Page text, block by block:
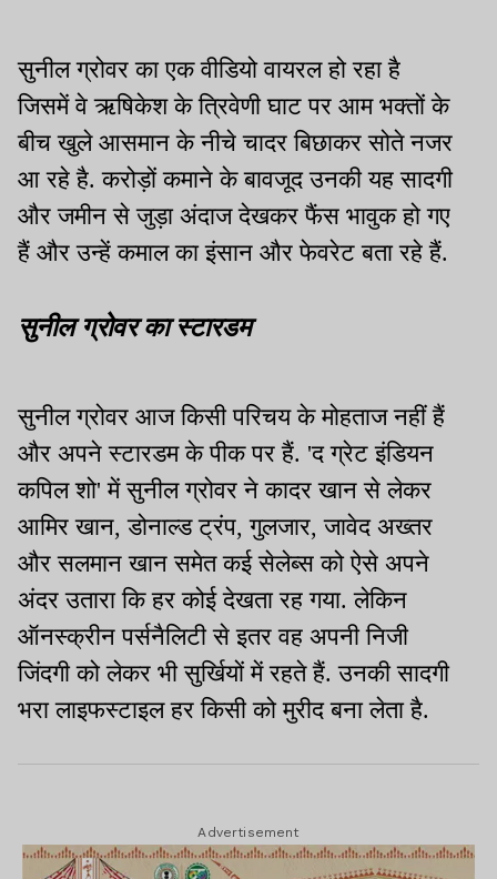
सुनील ग्रोवर का एक वीडियो वायरल हो रहा है
जिसमें वे ऋषिकेश के त्रिवेणी घाट पर आम भक्तों के
बीच खुले आसमान के नीचे चादर बिछाकर सोते नजर
आ रहे है. करोड़ों कमाने के बावजूद उनकी यह सादगी
और जमीन से जुड़ा अंदाज देखकर फैंस भावुक हो गए
हैं और उन्हें कमाल का इंसान और फेवरेट बता रहे हैं.
सुनील ग्रोवर का स्टारडम
सुनील ग्रोवर आज किसी परिचय के मोहताज नहीं हैं
और अपने स्टारडम के पीक पर हैं. 'द ग्रेट इंडियन
कपिल शो' में सुनील ग्रोवर ने कादर खान से लेकर
आमिर खान, डोनाल्ड ट्रंप, गुलजार, जावेद अख्तर
और सलमान खान समेत कई सेलेब्स को ऐसे अपने
अंदर उतारा कि हर कोई देखता रह गया. लेकिन
ऑनस्क्रीन पर्सनैलिटी से इतर वह अपनी निजी
जिंदगी को लेकर भी सुर्खियों में रहते हैं. उनकी सादगी
भरा लाइफस्टाइल हर किसी को मुरीद बना लेता है.
Advertisement